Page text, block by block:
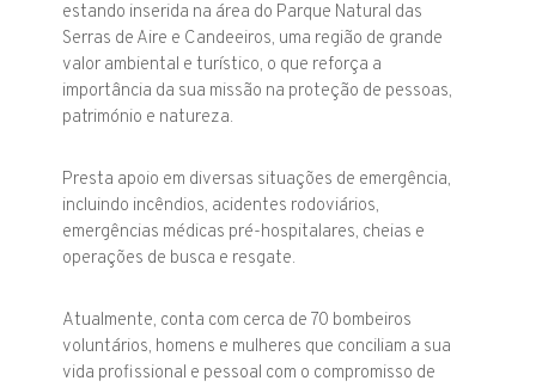
estando inserida na área do Parque Natural das
Serras de Aire e Candeeiros, uma região de grande
valor ambiental e turístico, o que reforça a
importância da sua missão na proteção de pessoas,
património e natureza.
Presta apoio em diversas situações de emergência,
incluindo incêndios, acidentes rodoviários,
emergências médicas pré-hospitalares, cheias e
operações de busca e resgate.
Atualmente, conta com cerca de 70 bombeiros
voluntários, homens e mulheres que conciliam a sua
vida profissional e pessoal com o compromisso de